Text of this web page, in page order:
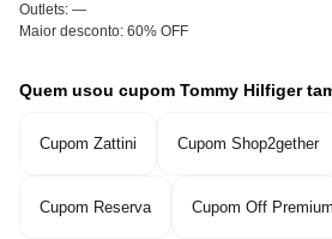
Outlets: —
Maior desconto: 60% OFF
Quem usou cupom Tommy Hilfiger
Cupom Zattini Cupom Shop2gether
Cupom Reserva Cupom Off Premium